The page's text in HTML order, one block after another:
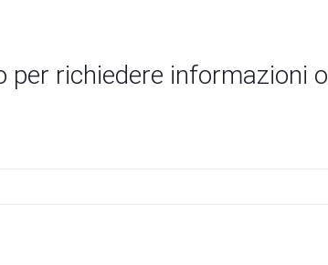
per richiedere informazioni o